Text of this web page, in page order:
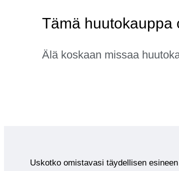
Tämä huutokauppa
Älä koskaan missaa
Uskotko omistavasi täydellisen